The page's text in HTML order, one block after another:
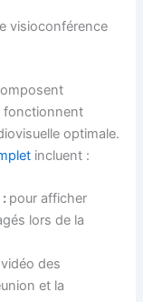
visioconférence
fonctionnent
optimale.
incluent :
pour afficher
lors de la
des
et la